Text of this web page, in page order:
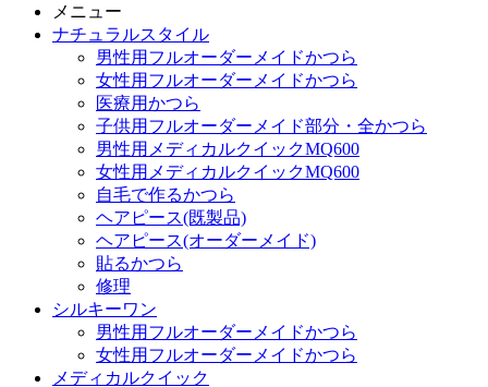
メニュー
ナチュラルスタイル
男性用フルオーダーメイドかつら
女性用フルオーダーメイドかつら
医療用かつら
子供用フルオーダーメイド部分・全かつら
男性用メディカルクイックMQ600
女性用メディカルクイックMQ600
自毛で作るかつら
ヘアピース(既製品)
ヘアピース(オーダーメイド)
貼るかつら
修理
シルキーワン
男性用フルオーダーメイドかつら
女性用フルオーダーメイドかつら
メディカルクイック